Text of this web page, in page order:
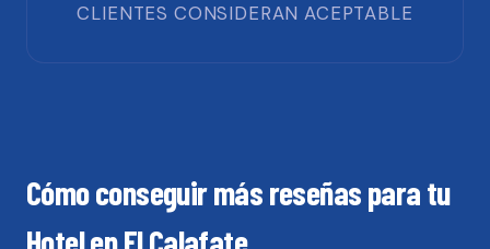
CLIENTES CONSIDERAN ACEPTABLE
Cómo conseguir más reseñas para tu